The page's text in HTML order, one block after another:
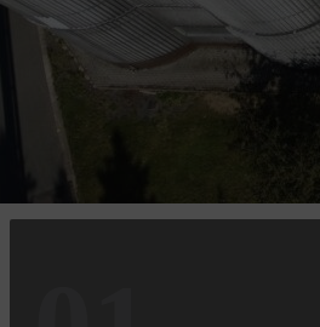
V případě jakýchkoliv dotazů volejte:
LKAB +420 728 062 941